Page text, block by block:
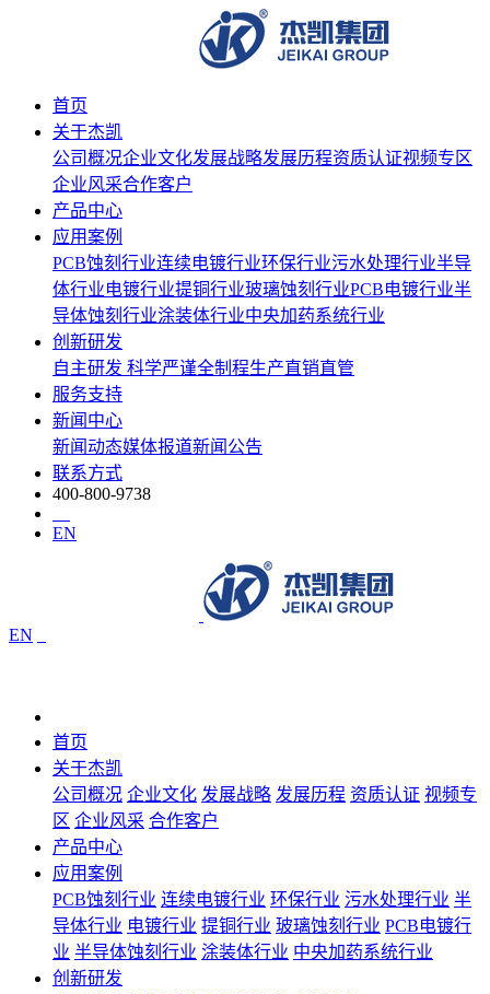
首页
关于杰凯
公司概况企业文化发展战略发展历程资质认证视频专区
企业风采合作客户
产品中心
应用案例
PCB蚀刻行业连续电镀行业环保行业污水处理行业半导
体行业电镀行业提铜行业玻璃蚀刻行业PCB电镀行业半
导体蚀刻行业涂装体行业中央加药系统行业
创新研发
自主研发 科学严谨全制程生产直销直管
服务支持
新闻中心
新闻动态媒体报道新闻公告
联系方式
400-800-9738
EN
EN
首页
关于杰凯
公司概况 企业文化 发展战略 发展历程 资质认证 视频专
区 企业风采 合作客户
产品中心
应用案例
PCB蚀刻行业 连续电镀行业 环保行业 污水处理行业 半
导体行业 电镀行业 提铜行业 玻璃蚀刻行业 PCB电镀行
业 半导体蚀刻行业 涂装体行业 中央加药系统行业
创新研发